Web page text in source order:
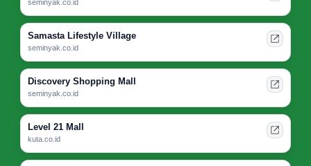
seminyak.co.id
Samasta Lifestyle Village
seminyak.co.id
Discovery Shopping Mall
seminyak.co.id
Level 21 Mall
kuta.co.id